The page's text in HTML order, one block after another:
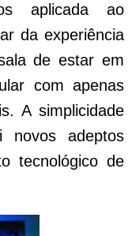
aplicada ao
da experiência
de estar em
com apenas
A simplicidade
adeptos
tecnológico de